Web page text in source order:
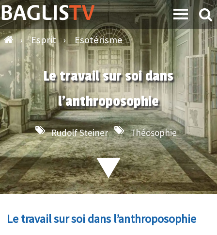
› Esprit › Esotérisme
Le travail sur soi dans
l’anthroposophie
Rudolf Steiner Théosophie
Le travail sur soi dans l’anthroposophie